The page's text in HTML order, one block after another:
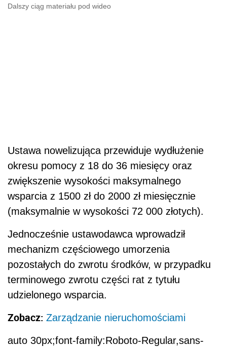
Dalszy ciąg materiału pod wideo
Ustawa nowelizująca przewiduje wydłużenie
okresu pomocy z 18 do 36 miesięcy oraz
zwiększenie wysokości maksymalnego
wsparcia z 1500 zł do 2000 zł miesięcznie
(maksymalnie w wysokości 72 000 złotych).
Jednocześnie ustawodawca wprowadził
mechanizm częściowego umorzenia
pozostałych do zwrotu środków, w przypadku
terminowego zwrotu części rat z tytułu
udzielonego wsparcia.
Zobacz: Zarządzanie nieruchomościami
auto 30px;font-family:Roboto-Regular,sans-